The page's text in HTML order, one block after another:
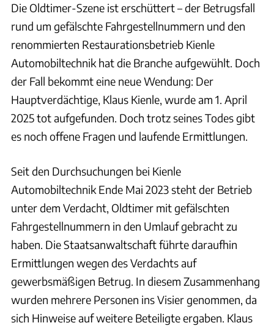
Die Oldtimer-Szene ist erschüttert – der Betrugsfall
rund um gefälschte Fahrgestellnummern und den
renommierten Restaurationsbetrieb Kienle
Automobiltechnik hat die Branche aufgewühlt. Doch
der Fall bekommt eine neue Wendung: Der
Hauptverdächtige, Klaus Kienle, wurde am 1. April
2025 tot aufgefunden. Doch trotz seines Todes gibt
es noch offene Fragen und laufende Ermittlungen.
Seit den Durchsuchungen bei Kienle
Automobiltechnik Ende Mai 2023 steht der Betrieb
unter dem Verdacht, Oldtimer mit gefälschten
Fahrgestellnummern in den Umlauf gebracht zu
haben. Die Staatsanwaltschaft führte daraufhin
Ermittlungen wegen des Verdachts auf
gewerbsmäßigen Betrug. In diesem Zusammenhang
wurden mehrere Personen ins Visier genommen, da
sich Hinweise auf weitere Beteiligte ergaben. Klaus